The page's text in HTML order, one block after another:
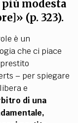
più modesta
(p. 323).
è un
che ci piace
– per spiegare
e
di una